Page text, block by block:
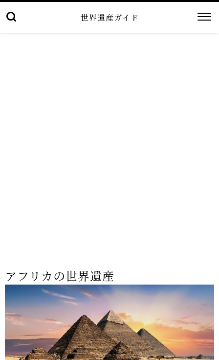
世界遺産ガイド
アフリカの世界遺産